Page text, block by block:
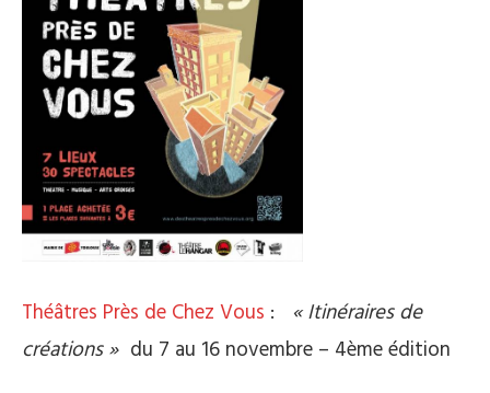
Théâtres Près de Chez Vous : « Itinéraires de
créations » du 7 au 16 novembre – 4ème édition